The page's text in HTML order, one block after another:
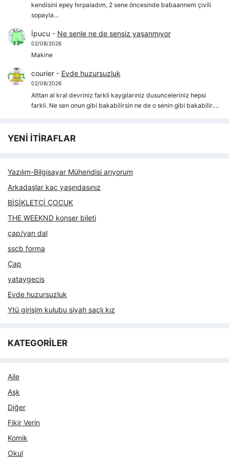
kendisini epey hırpaladım, 2 sene öncesinde babaannem çivili
sopayla…
İpucu - Ne senle ne de sensiz yaşanmıyor
02/08/2026
Makine
courier- Evde huzursuzluk
02/08/2026
Alttan al kral devriniz farkli kaygılarıniz dusunceleriniz hepsi
farkli. Ne sen onun gibi bakabilirsin ne de o senin gibi bakabilir.…
YENİ İTİRAFLAR
Yazılım-Bilgisayar Mühendisi arıyorum
Arkadaşlar kaç yaşındasınız
BİSİKLETÇİ ÇOCUK
THE WEEKND konser bileti
çap/yan dal
sscb forma
Çap
yataygecis
Evde huzursuzluk
Ytü girişim kulubu siyah saçlı kız
KATEGORİLER
Aile
Aşk
Diğer
Fikir Verin
Komik
Okul